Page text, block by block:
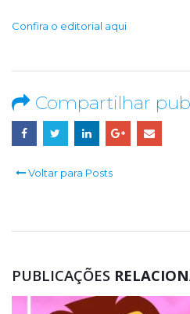
Confira o editorial aqui
Compartilhar
Voltar para Posts
PUBLICAÇÕES